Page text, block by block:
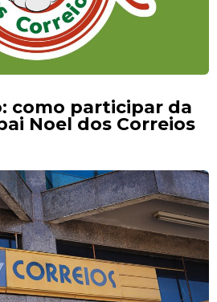
como participar da
Noel dos Correios